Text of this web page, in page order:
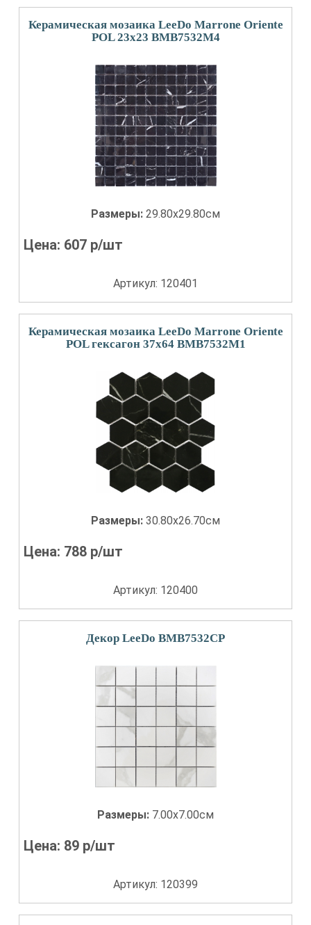
Керамическая мозаика LeeDo Marrone Oriente
POL 23x23 BMB7532M4
Размеры: 29.80x29.80см
Цена: 607 р/шт
Артикул: 120401
Керамическая мозаика LeeDo Marrone Oriente
POL гексагон 37x64 BMB7532M1
Размеры: 30.80x26.70см
Цена: 788 р/шт
Артикул: 120400
Декор LeeDo BMB7532CP
Размеры: 7.00x7.00см
Цена: 89 р/шт
Артикул: 120399